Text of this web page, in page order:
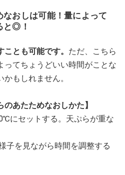
おしは可能！量によって
と◎！
とも可能です。 ただ、こちら
ってちょうどいい時間がことな
もしれません。
のあたためなおしかた】
にセットする。天ぷらが重な
子を見ながら時間を調整する